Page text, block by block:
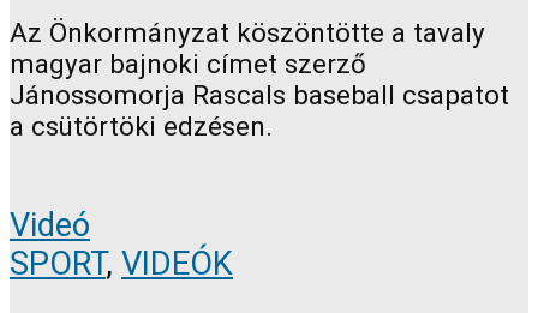
Az Önkormányzat köszöntötte a tavaly
magyar bajnoki címet szerző
Jánossomorja Rascals baseball csapatot
a csütörtöki edzésen.
Videó
SPORT, VIDEÓK